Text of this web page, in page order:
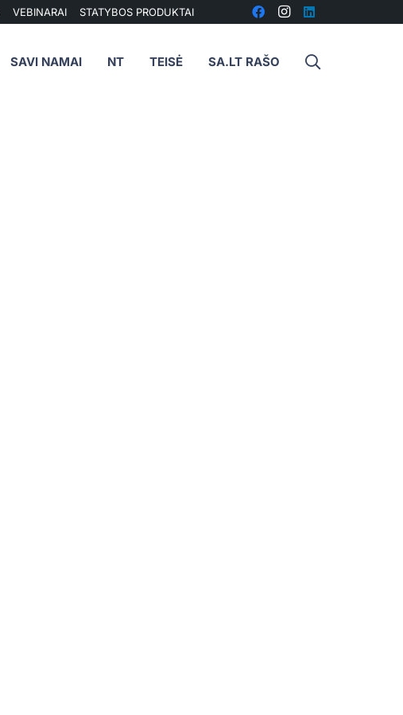
VEBINARAI STATYBOS PRODUKTAI
SAVI NAMAI NT TEISĖ SA.LT RAŠO